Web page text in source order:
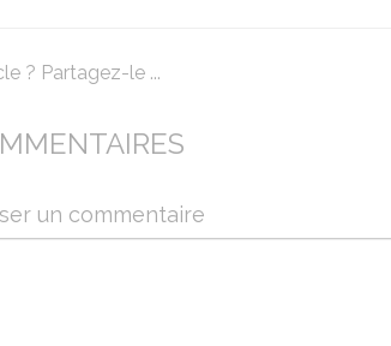
? Partagez-le ...
un commentaire